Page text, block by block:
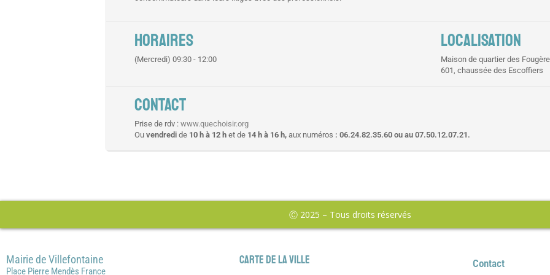
HORAIRES
(Mercredi) 09:30 - 12:00
LOCALISATION
Maison de quartier des
601, chaussée des Escoffiers
CONTACT
Prise de rdv : www.quechoisir.org
Ou vendredi de 10 h à 12 h et de 14 h à 16 h, aux numéros : 06.24.82.35.60 ou au 07.50.12.07.21.
Ⓒ 2025 – Tous droits réservés
Mairie de Villefontaine
Place Pierre Mendès France
Carte de la ville Contact